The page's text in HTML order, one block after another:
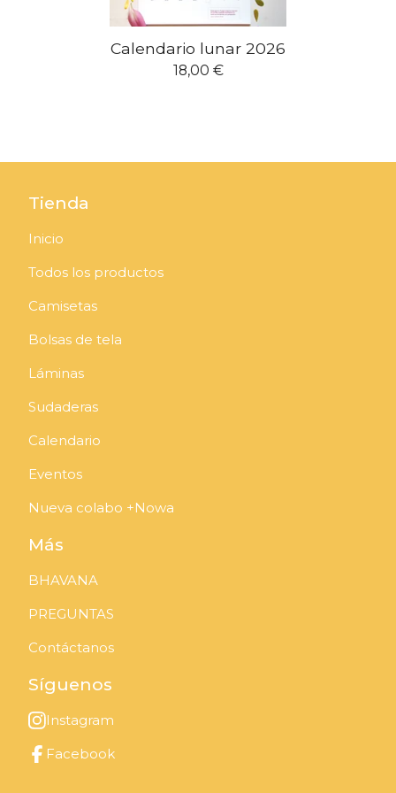
Calendario lunar 2026
18,00 €
Tienda
Inicio
Todos los productos
Camisetas
Bolsas de tela
Láminas
Sudaderas
Calendario
Eventos
Nueva colabo +Nowa
Más
BHAVANA
PREGUNTAS
Contáctanos
Síguenos
Instagram
Facebook